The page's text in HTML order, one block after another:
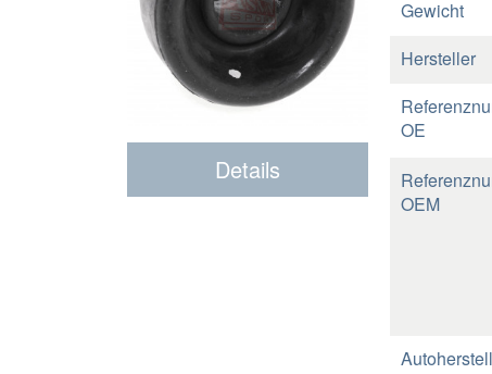
Details
Gewicht
Hersteller
OE
OEM